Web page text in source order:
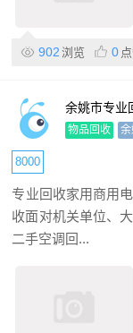
902 浏览 0
余姚市专业
物品回收
8000
专业回收家用商用
收面对机关单位、
二手空调回...